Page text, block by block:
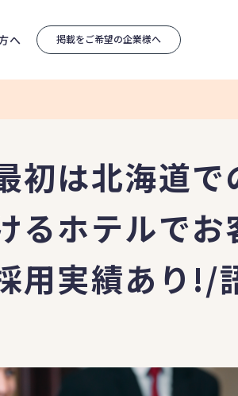
へ 掲載をご希望の企業様へ
初は北海道
るホテルでお
用実績あり!/